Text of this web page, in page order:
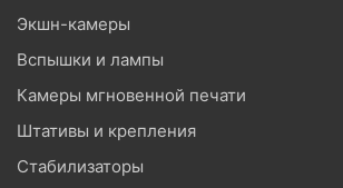
Экшн-камеры
Вспышки и лампы
Камеры мгновенной печати
Штативы и крепления
Стабилизаторы